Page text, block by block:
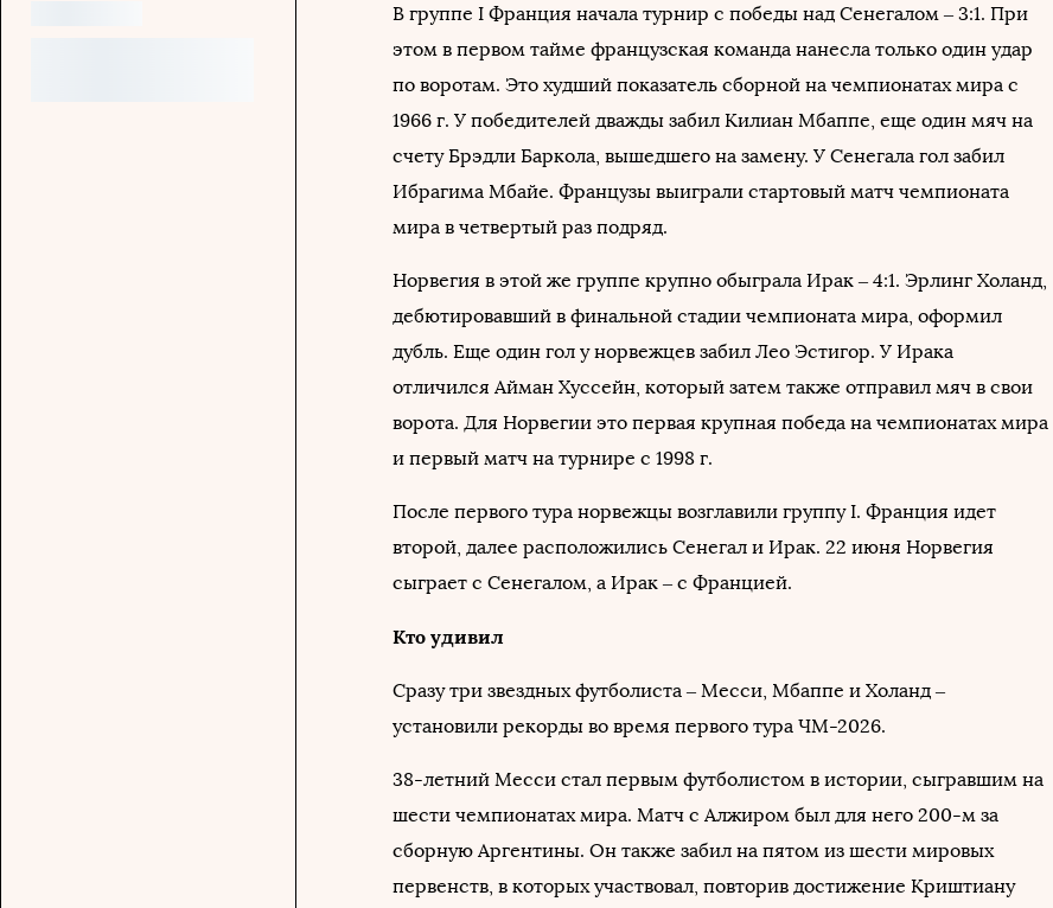
В группе I Франция начала турнир с победы над Сенегалом – 3:1. При
этом в первом тайме французская команда нанесла только один удар
по воротам. Это худший показатель сборной на чемпионатах мира с
1966 г. У победителей дважды забил Килиан Мбаппе, еще один мяч на
счету Брэдли Баркола, вышедшего на замену. У Сенегала гол забил
Ибрагима Мбайе. Французы выиграли стартовый матч чемпионата
мира в четвертый раз подряд.
Норвегия в этой же группе крупно обыграла Ирак – 4:1. Эрлинг Холанд,
дебютировавший в финальной стадии чемпионата мира, оформил
дубль. Еще один гол у норвежцев забил Лео Эстигор. У Ирака
отличился Айман Хуссейн, который затем также отправил мяч в свои
ворота. Для Норвегии это первая крупная победа на чемпионатах мира
и первый матч на турнире с 1998 г.
После первого тура норвежцы возглавили группу I. Франция идет
второй, далее расположились Сенегал и Ирак. 22 июня Норвегия
сыграет с Сенегалом, а Ирак – с Францией.
Кто удивил
Сразу три звездных футболиста – Месси, Мбаппе и Холанд –
установили рекорды во время первого тура ЧМ-2026.
38-летний Месси стал первым футболистом в истории, сыгравшим на
шести чемпионатах мира. Матч с Алжиром был для него 200-м за
сборную Аргентины. Он также забил на пятом из шести мировых
первенств, в которых участвовал, повторив достижение Криштиану